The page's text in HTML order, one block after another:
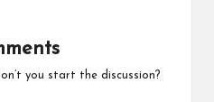
you start the discussion?